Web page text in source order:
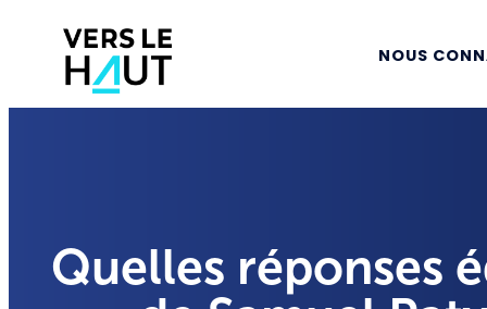
NOUS
Quelles réponses